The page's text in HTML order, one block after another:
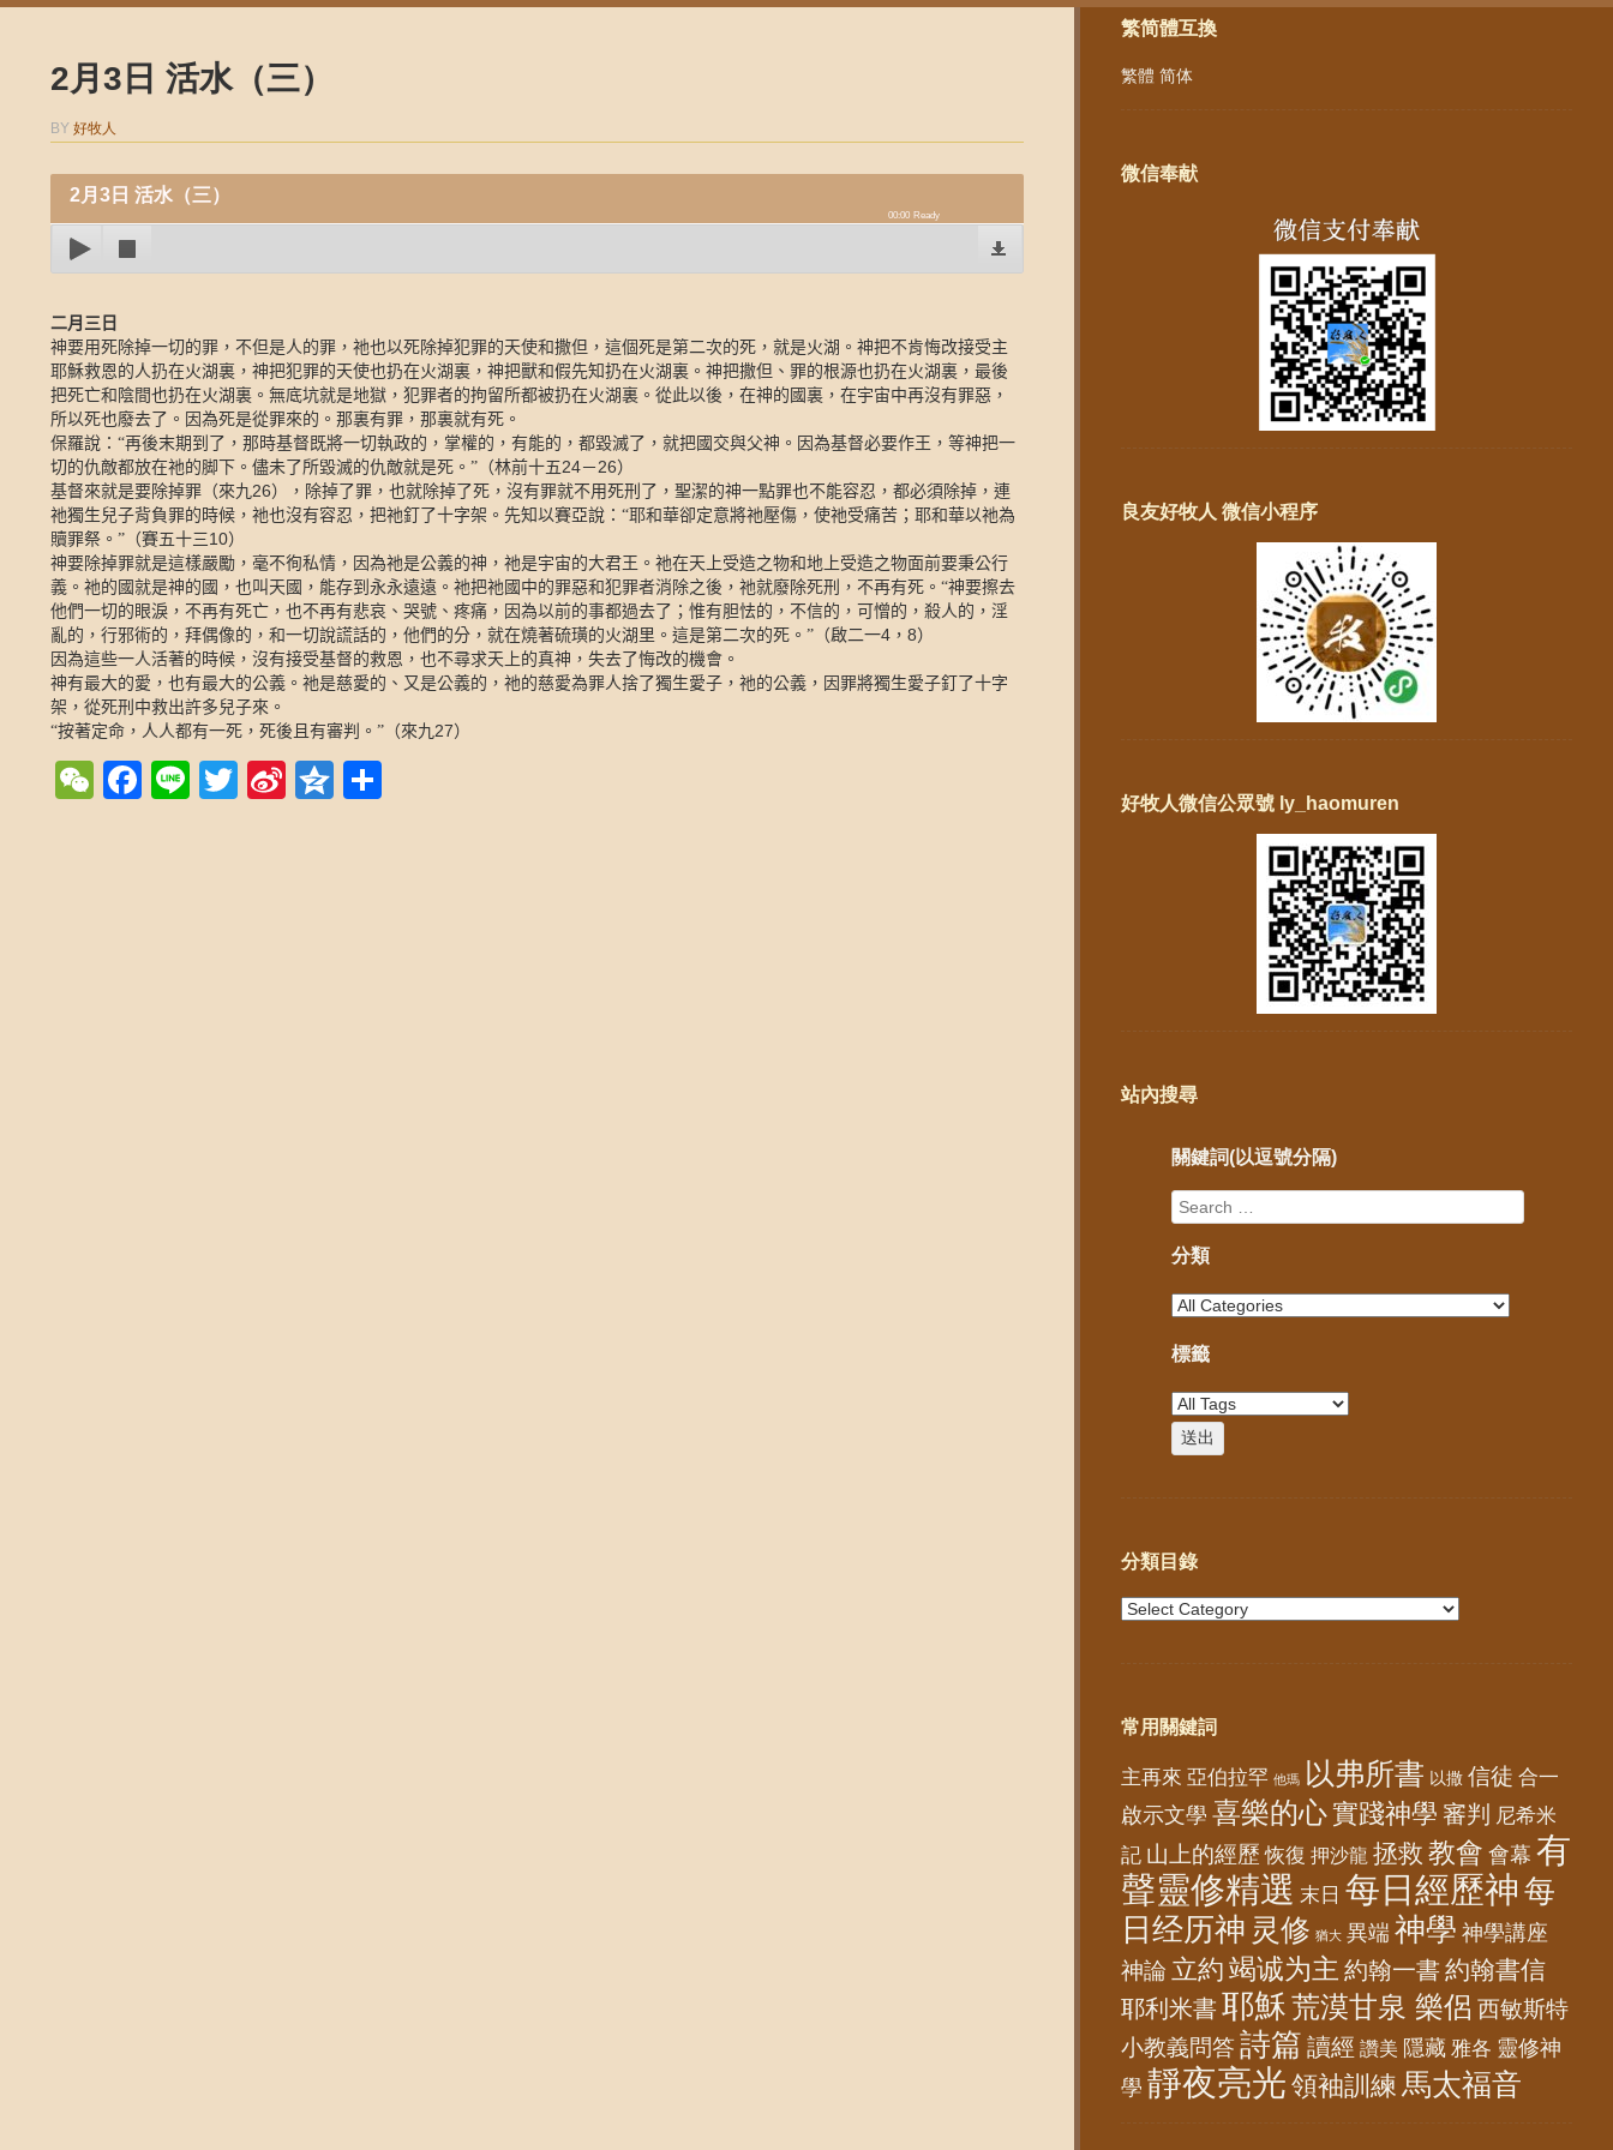
2月3日 活水（三）
BY 好牧人
2月3日 活水（三）
00:00 Ready
二月三日
神要用死除掉一切的罪，不但是人的罪，祂也以死除掉犯罪的天使和撒但，這個死是第二次的死，就是火湖。神把不肯悔改接受主
耶穌救恩的人扔在火湖裏，神把犯罪的天使也扔在火湖裏，神把獸和假先知扔在火湖裏。神把撒但、罪的根源也扔在火湖裏，最後
把死亡和陰間也扔在火湖裏。無底坑就是地獄，犯罪者的拘留所都被扔在火湖裏。從此以後，在神的國裏，在宇宙中再沒有罪惡，
所以死也廢去了。因為死是從罪來的。那裏有罪，那裏就有死。
保羅說：“再後末期到了，那時基督既將一切執政的，掌權的，有能的，都毀滅了，就把國交與父神。因為基督必要作王，等神把一
切的仇敵都放在祂的脚下。儘未了所毀滅的仇敵就是死。”（林前十五24－ 26）
基督來就是要除掉罪（來九26），除掉了罪，也就除掉了死，沒有罪就不用死刑了，聖潔的神一點罪也不能容忍，都必須除掉，連
祂獨生兒子背負罪的時候，祂也沒有容忍，把祂釘了十字架。先知以賽亞說：“耶和華卻定意將祂壓傷，使祂受痛苦；耶和華以祂為
贖罪祭。”（賽五十三10）
神要除掉罪就是這樣嚴勵，毫不徇私情，因為祂是公義的神，祂是宇宙的大君王。祂在天上受造之物和地上受造之物面前要秉公行
義。祂的國就是神的國，也叫天國，能存到永永遠遠。祂把祂國中的罪惡和犯罪者消除之後，祂就廢除死刑，不再有死。“神要擦去
他們一切的眼淚，不再有死亡，也不再有悲哀、哭號、疼痛，因為以前的事都過去了；惟有胆怯的，不信的，可憎的，殺人的，淫
亂的，行邪術的，拜偶像的，和一切說謊話的，他們的分，就在燒著硫璜的火湖里。這是第二次的死。”（啟二一4 ， 8）
因為這些一人活著的時候，沒有接受基督的救恩，也不尋求天上的真神，失去了悔改的機會。
神有最大的愛，也有最大的公義。祂是慈愛的、又是公義的，祂的慈愛為罪人捨了獨生愛子，祂的公義，因罪將獨生愛子釘了十字
架，從死刑中救出許多兒子來。
“按著定命，人人都有一死，死後且有審判。”（來九27）
WeChat
Facebook
LineTwitterSinaQzone
繁简體互換
繁體 简体
微信奉献
良友好牧人 微信小程序
好牧人微信公眾號 ly_haomuren
站內搜尋
關鍵詞(以逗號分隔)
分類
標籤
分類目錄
常用關鍵詞
主再來 亞伯拉罕 他瑪 以弗所書 以撒 信徒 合一
啟示文學 喜樂的心實踐神學 審判 尼希米
記 山上的經歷 恢復 押沙龍 拯救 教會 會幕 有
聲靈修精選 末日 每日經歷神 每
日经历神 灵修 猶大 異端 神學 神學講座
神論 立約 竭诚为主 約翰一書 約翰書信
耶利米書 耶穌荒漠甘泉 樂侶 西敏斯特
小教義問答詩篇 讀經 讚美 隱藏 雅各 靈修神
學 靜夜亮光 領袖訓練 馬太福音